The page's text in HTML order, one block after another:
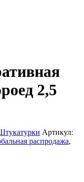
2,5
Артикул:
распродажа,